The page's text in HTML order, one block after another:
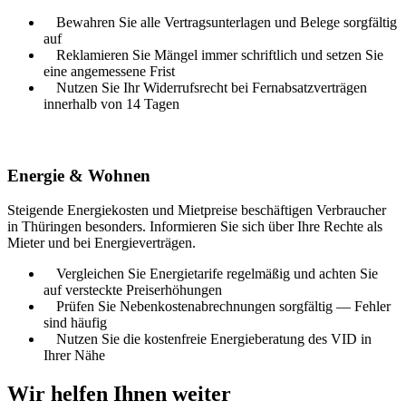
Bewahren Sie alle Vertragsunterlagen und Belege sorgfältig
auf
Reklamieren Sie Mängel immer schriftlich und setzen Sie
eine angemessene Frist
Nutzen Sie Ihr Widerrufsrecht bei Fernabsatzverträgen
innerhalb von 14 Tagen
Energie & Wohnen
Steigende Energiekosten und Mietpreise beschäftigen Verbraucher
in Thüringen besonders. Informieren Sie sich über Ihre Rechte als
Mieter und bei Energieverträgen.
Vergleichen Sie Energietarife regelmäßig und achten Sie
auf versteckte Preiserhöhungen
Prüfen Sie Nebenkostenabrechnungen sorgfältig — Fehler
sind häufig
Nutzen Sie die kostenfreie Energieberatung des VID in
Ihrer Nähe
Wir helfen Ihnen weiter